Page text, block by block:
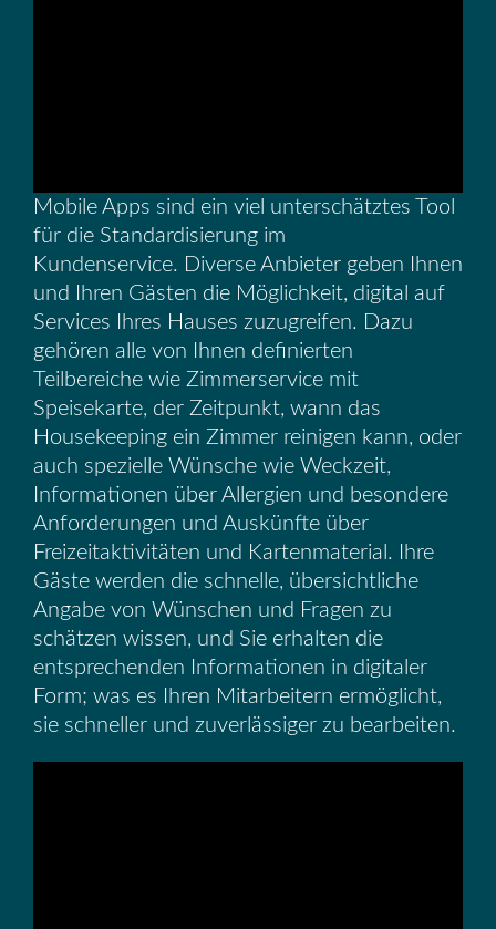
Mobile Apps sind ein viel unterschätztes Tool
für die Standardisierung im
Kundenservice. Diverse Anbieter geben Ihnen
und Ihren Gästen die Möglichkeit, digital auf
Services Ihres Hauses zuzugreifen. Dazu
gehören alle von Ihnen definierten
Teilbereiche wie Zimmerservice mit
Speisekarte, der Zeitpunkt, wann das
Housekeeping ein Zimmer reinigen kann, oder
auch spezielle Wünsche wie Weckzeit,
Informationen über Allergien und besondere
Anforderungen und Auskünfte über
Freizeitaktivitäten und Kartenmaterial. Ihre
Gäste werden die schnelle, übersichtliche
Angabe von Wünschen und Fragen zu
schätzen wissen, und Sie erhalten die
entsprechenden Informationen in digitaler
Form; was es Ihren Mitarbeitern ermöglicht,
sie schneller und zuverlässiger zu bearbeiten.